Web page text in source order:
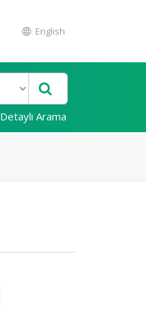
English
Detaylı Arama